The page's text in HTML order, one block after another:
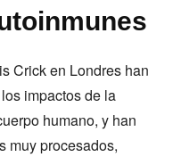
Crick en Londres han
impactos de la
humano, y han
muy procesados,